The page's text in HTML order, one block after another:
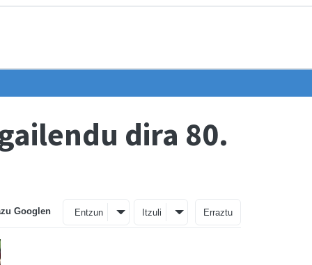
dira 80.
Googlen Entzun Itzuli Erraztu